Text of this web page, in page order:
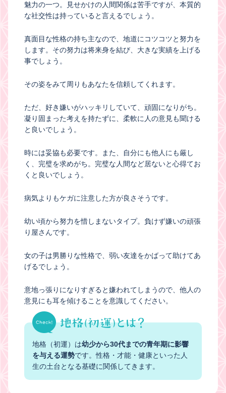
魅力の一つ。見せかけの人間関係は苦手ですが、本質的
な社交性は持っていると言えるでしょう。
真面目な性格の持ち主なので、地道にコツコツと努力を
します。その努力は将来身を結び、大きな実績を上げる
事でしょう。
その姿をみて周りもあなたを信頼してくれます。
ただ、好き嫌いがハッキリしていて、頑固になりがち。
凝り固まった考えを持たずに、柔軟に人の意見も聞ける
と良いでしょう。
時には妥協も必要です。また、自分にも他人にも厳し
く、完璧を求めがち。完璧な人間など居ないと心得てお
くと良いでしょう。
病気よりもケガに注意した方が良さそうです。
幼い頃から努力を惜しまないタイプ。負けず嫌いの頑張
り屋さんです。
女の子は男勝りな性格で、弱い友達をかばって助けてあ
げるでしょう。
意地っ張りになりすぎると嫌われてしまうので、他人の
意見にも耳を傾けることを意識してください。
地格（初運）は幼少から30代までの青年期に影響
を与える運勢です。性格・才能・健康といった人
生の土台となる基礎に関係してきます。